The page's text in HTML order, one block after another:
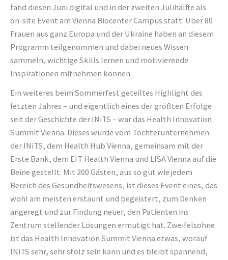
fand diesen Juni digital und in der zweiten Julihälfte als
on-site Event am Vienna Biocenter Campus statt. Über 80
Frauen aus ganz Europa und der Ukraine haben an diesem
Programm teilgenommen und dabei neues Wissen
sammeln, wichtige Skills lernen und motivierende
Inspirationen mitnehmen können.
Ein weiteres beim Sommerfest geteiltes Highlight des
letzten Jahres – und eigentlich eines der größten Erfolge
seit der Geschichte der INiTS – war das Health Innovation
Summit Vienna. Dieses wurde vom Tochterunternehmen
der INiTS, dem Health Hub Vienna, gemeinsam mit der
Erste Bank, dem EIT Health Vienna und LISA Vienna auf die
Beine gestellt. Mit 200 Gästen, aus so gut wie jedem
Bereich des Gesundheitswesens, ist dieses Event eines, das
wohl am meisten erstaunt und begeistert, zum Denken
angeregt und zur Findung neuer, den Patienten ins
Zentrum stellender Lösungen ermutigt hat. Zweifelsohne
ist das Health Innovation Summit Vienna etwas, worauf
INiTS sehr, sehr stolz sein kann und es bleibt spannend,